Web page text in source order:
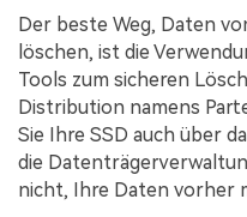
Der beste Weg, Daten
löschen, ist die
Tools zum sicheren
Distribution namens
Sie Ihre SSD auch über
die
nicht, Ihre Daten vorher